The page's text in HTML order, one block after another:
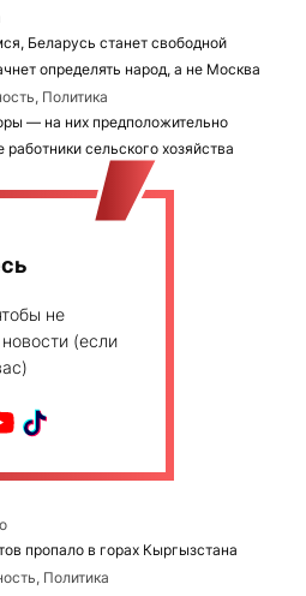
Беларусь станет свободной
определять народ, а не Москва
Политика
— на них предположительно
сельского хозяйства
не
(если
пропало в горах Кыргызстана
Политика